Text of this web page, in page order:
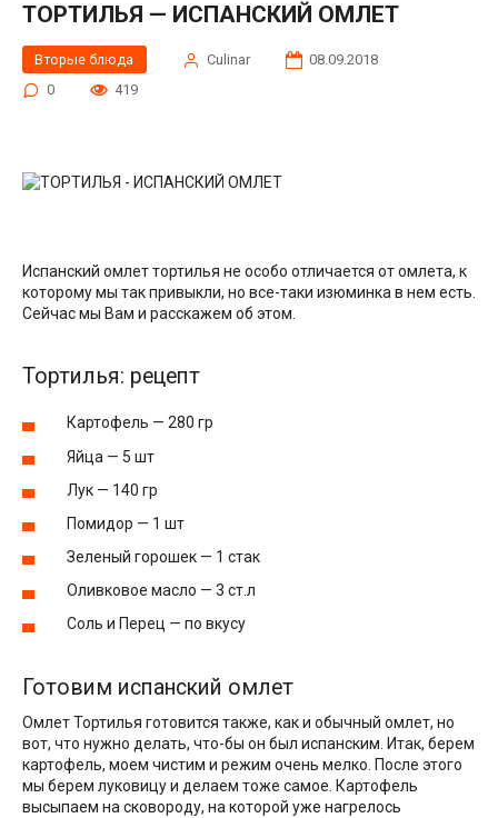
ТОРТИЛЬЯ — ИСПАНСКИЙ ОМЛЕТ
Вторые блюда Сulinar
08.09.2018
0
419
Испанский омлет тортилья не особо отличается от омлета, к
которому мы так привыкли, но все-таки изюминка в нем есть.
Сейчас мы Вам и расскажем об этом.
Тортилья: рецепт
Картофель — 280 гр
Яйца — 5 шт
Лук — 140 гр
Помидор — 1 шт
Зеленый горошек — 1 стак
Оливковое масло — 3 ст.л
Соль и Перец — по вкусу
Готовим испанский омлет
Омлет Тортилья готовится также, как и обычный омлет, но
вот, что нужно делать, что-бы он был испанским. Итак, берем
картофель, моем чистим и режим очень мелко. После этого
мы берем луковицу и делаем тоже самое. Картофель
высыпаем на сковороду, на которой уже нагрелось